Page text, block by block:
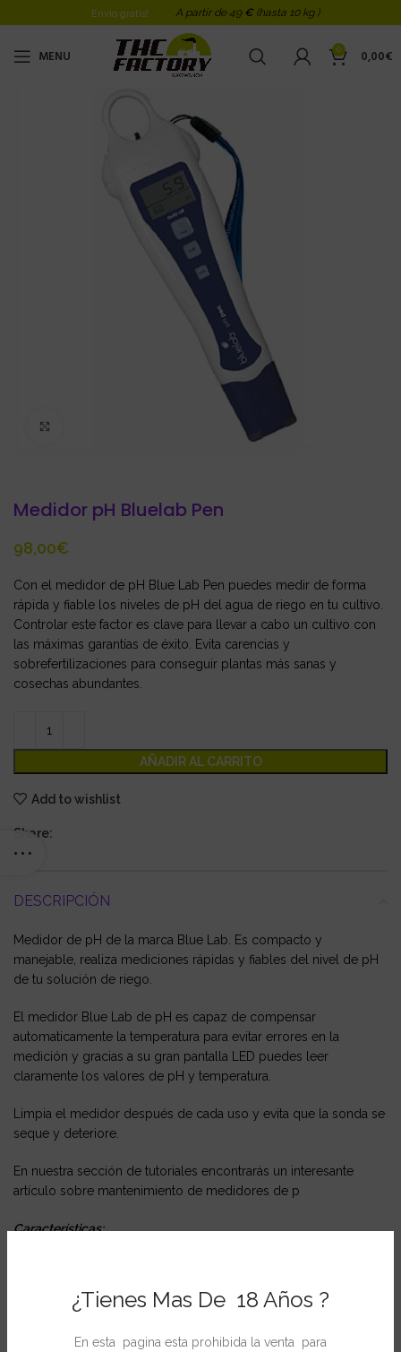
¿Tienes Mas De 18 Años ?
En esta pagina esta prohibida la venta para
Envio gratis! A partir de 49 € (hasta 10 kg )
MENU 0 0,00€
Medidor pH Bluelab Pen
€
Con el medidor de pH Blue Lab Pen puedes medir de forma
rápida y fiable los niveles de pH del agua de riego en tu cultivo.
Controlar este factor es clave para llevar a cabo un cultivo con
las máximas garantías de éxito. Evita carencias y
sobrefertilizaciones para conseguir plantas más sanas y
cosechas abundantes.
AÑADIR AL CARRITO
Add to wishlist
Share:
DESCRIPCIÓN
Medidor de pH de la marca Blue Lab. Es compacto y
manejable, realiza mediciones rápidas y fiables del nivel de pH
de tu solución de riego.
El medidor Blue Lab de pH es capaz de compensar
automaticamente la temperatura para evitar errores en la
medición y gracias a su gran pantalla LED puedes leer
claramente los valores de pH y temperatura.
Limpia el medidor después de cada uso y evita que la sonda se
seque y deteriore.
En nuestra sección de tutoriales encontrarás un interesante
artículo sobre mantenimiento de medidores de p
Características:
– Rango de 0 a 14 de pH y de 0 a 50ºC